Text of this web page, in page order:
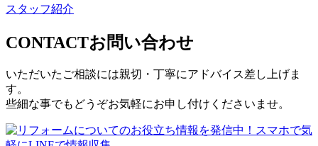
スタッフ紹介
CONTACTお問い合わせ
いただいたご相談には親切・丁寧にアドバイス差し上げま
す。
些細な事でもどうぞお気軽にお申し付けくださいませ。